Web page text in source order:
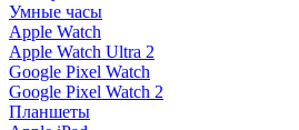
Умные часы
Apple Watch
Apple Watch Ultra 2
Google Pixel Watch
Google Pixel Watch 2
Планшеты